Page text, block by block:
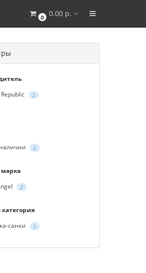
0 0.00 р.
2
2
марка
2
санки
2